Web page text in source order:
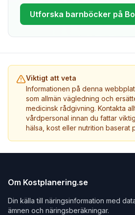
Utforska barnböcker på
Viktigt att veta
Informationen på denna
som allmän vägledning och
medicinsk rådgivning. Kontakta
vårdpersonal innan du fattar
hälsa, kost eller nutrition baserat
Om Kostplanering.se
Din källa till näringsinformation med
ämnen och näringsberäkningar.